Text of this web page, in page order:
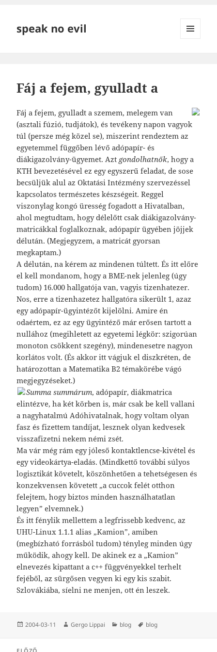
speak no evil
Fáj a fejem, gyulladt a
Fáj a fejem, gyulladt a szemem, melegem van
(asztali fúzió, tudjátok), és tevékeny napon vagyok
túl (persze még közel se), miszerint rendeztem az
egyetemmel függőben lévő adópapír- és
diákigazolvány-ügyemet. Azt gondolhatnők, hogy a
KTH bevezetésével ez egy egyszerű feladat, de sose
becsüljük alul az Oktatási Intézmény szervezéssel
kapcsolatos természetes készségeit. Reggel
viszonylag kongó üresség fogadott a Hivatalban,
ahol megtudtam, hogy délelőtt csak diákigazolvány-
matricákkal foglalkoznak, adópapír ügyében jöjjek
délután. (Megjegyzem, a matricát gyorsan
megkaptam.)
A délután, na kérem az mindenen túltett. És itt előre
el kell mondanom, hogy a BME-nek jelenleg (úgy
tudom) 16.000 hallgatója van, vagyis tizenhatezer.
Nos, erre a tizenhazetez hallgatóra sikerült 1, azaz
egy adópapír-ügyintézőt kijelölni. Amire én
odaértem, ez az egy ügyintéző már erősen tartott a
nullához (megihletett az egyetemi légkör: szigorúan
monoton csökkent szegény), mindenesetre nagyon
korlátos volt. (És akkor itt vágjuk el diszkréten, de
határozottan a Matematika B2 témakörébe vágó
megjegyzéseket.)
Summa summárum, adópapír, diákmatrica
elintézve, ha két körben is, már csak be kell vallani
a nagyhatalmú Adóhivatalnak, hogy voltam olyan
fasz és fizettem tandíjat, lesznek olyan kedvesek
visszafizetni nekem némi zsét.
Ma vár még rám egy jóleső kontaktlencse-kivétel és
egy videokártya-eladás. (Mindkettő további súlyos
logisztikát követelt, köszönhetően a tehetségesen és
konzekvensen követett „a cuccok felét otthon
felejtem, hogy biztos minden használhatatlan
legyen” elvemnek.)
És itt fénylik mellettem a legfrissebb kedvenc, az
UHU-Linux 1.1.1 alias „Kamion”, amiben
(megbízható forrásból tudom) tényleg minden úgy
működik, ahogy kell. De akinek ez a „Kamion”
elnevezés kipattant a c++ függvényekkel terhelt
fejéből, az sürgősen vegyen ki egy kis szabit.
Szlovákiába, síelni ne menjen, ott én leszek.
Közzétéve
2004-03-11 Szerző
Gergo Lippai Kategória
blog Címke
blog